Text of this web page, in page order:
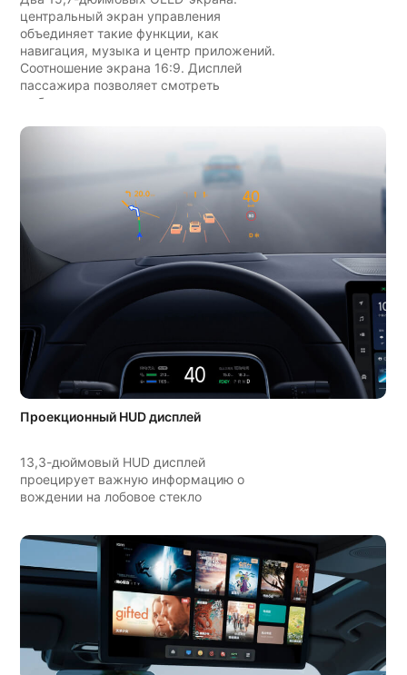
центральный экран управления
объединяет такие функции, как
навигация, музыка и центр приложений.
Соотношение экрана 16:9. Дисплей
пассажира позволяет смотреть
любимые сериалы в потрясающем
Проекционный HUD дисплей
13,3-дюймовый HUD дисплей
проецирует важную информацию о
вождении на лобовое стекло